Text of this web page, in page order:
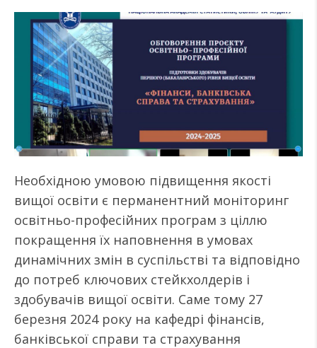
Необхідною умовою підвищення якості
вищої освіти є перманентний моніторинг
освітньо-професійних програм з ціллю
покращення їх наповнення в умовах
динамічних змін в суспільстві та відповідно
до потреб ключових стейкхолдерів і
здобувачів вищої освіти. Саме тому 27
березня 2024 року на кафедрі фінансів,
банківської справи та страхування